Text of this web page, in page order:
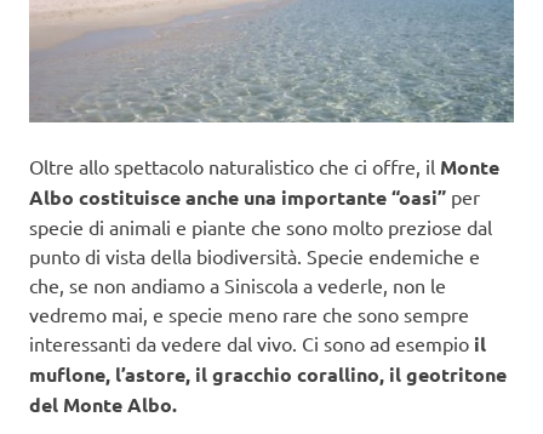
Oltre allo spettacolo naturalistico che ci offre, il Monte
Albo costituisce anche una importante “oasi” per
specie di animali e piante che sono molto preziose dal
punto di vista della biodiversità. Specie endemiche e
che, se non andiamo a Siniscola a vederle, non le
vedremo mai, e specie meno rare che sono sempre
interessanti da vedere dal vivo. Ci sono ad esempio il
muflone, l’astore, il gracchio corallino, il geotritone
del Monte Albo.